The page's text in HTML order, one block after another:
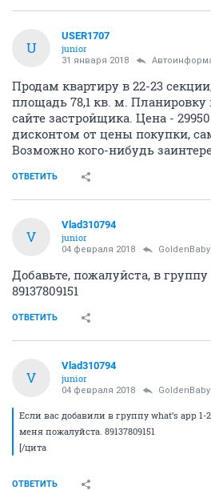
U
USER1707
junior
31 января 2018
Продам квартиру в 22-23
площадь 78,1 кв. м.
сайте застройщика. Цена -
дисконтом от цены покупки,
Возможно кого-нибудь
ОТВЕТИТЬ
V
Vlad310794
junior
04 февраля 2018
Добавьте, пожалуйста, в группу
89137809151
ОТВЕТИТЬ
V
Vlad310794
junior
04 февраля 2018
Если вас добавили в группу what’s app
меня пожалуйста. 89137809151
[/цита
ОТВЕТИТЬ